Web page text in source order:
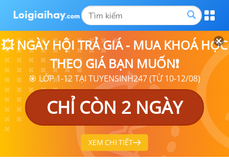
💥 NGÀY HỘI TRẢ GIÁ - MUA KHOÁ HỌC
THEO GIÁ BẠN MUỐN❗
🎯 LỚP 1-12 TẠI TUYENSINH247 (TỪ 10-12/08)
CHỈ CÒN 2 NGÀY
XEM CHI TIẾT